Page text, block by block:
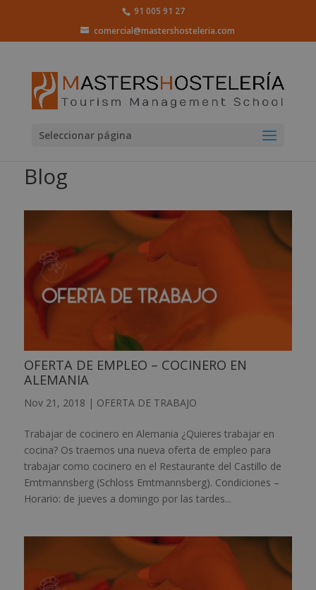
91 005 91 27
comercial@mastershosteleria.com
Seleccionar página
Blog
OFERTA DE EMPLEO – COCINERO EN
ALEMANIA
Nov 21, 2018 | OFERTA DE TRABAJO
Trabajar de cocinero en Alemania ¿Quieres trabajar en
cocina? Os traemos una nueva oferta de empleo para
trabajar como cocinero en el Restaurante del Castillo de
Emtmannsberg (Schloss Emtmannsberg). Condiciones –
Horario: de jueves a domingo por las tardes...